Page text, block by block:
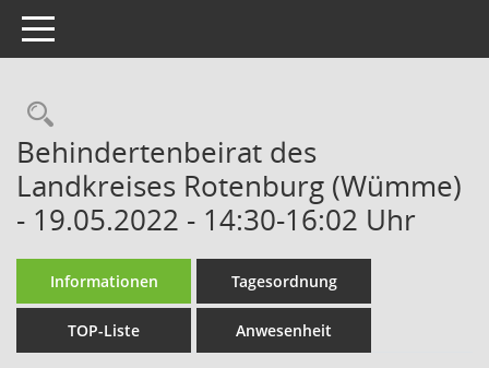
Toggle navigation
Rechercheauswahl
Behindertenbeirat des
Landkreises Rotenburg (Wümme)
- 19.05.2022 - 14:30-16:02 Uhr
Informationen Tagesordnung
TOP-Liste Anwesenheit